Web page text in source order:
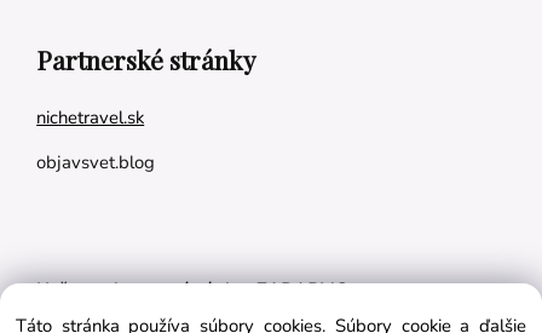
Partnerské stránky
nichetravel.sk
objavsvet.blog
Naše appky pre vás úplne ZADARMO:
Táto stránka používa súbory cookies. Súbory cookie a ďalšie